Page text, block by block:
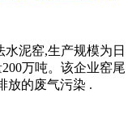
泥窑,生产规模为日
万吨。该企业窑尾
放的废气污染 .